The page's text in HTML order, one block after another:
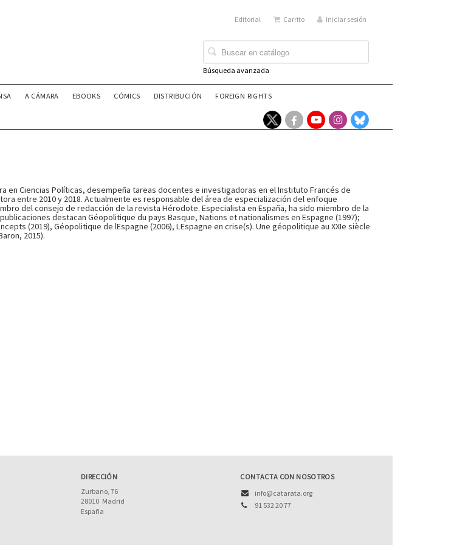
Editorial Carrito Iniciar sesión
Búsqueda avanzada
A CÁMARA EBOOKS CÓMICS DISTRIBUCIÓN FOREIGN RIGHTS
en Ciencias Políticas, desempeña tareas docentes e investigadoras en el Instituto Francés de
entre 2010 y 2018. Actualmente es responsable del área de especialización del enfoque
del consejo de redacción de la revista Hérodote. Especialista en España, ha sido miembro de la
destacan Géopolitique du pays Basque, Nations et nationalismes en Espagne (1997);
(2019), Géopolitique de lEspagne (2006), LEspagne en crise(s). Une géopolitique au XXIe siècle
2015).
DIRECCIÓN
Zurbano, 76
28010 Madrid
España
CONTACTA CON NOSOTROS
info@catarata.org
91 532 20 77